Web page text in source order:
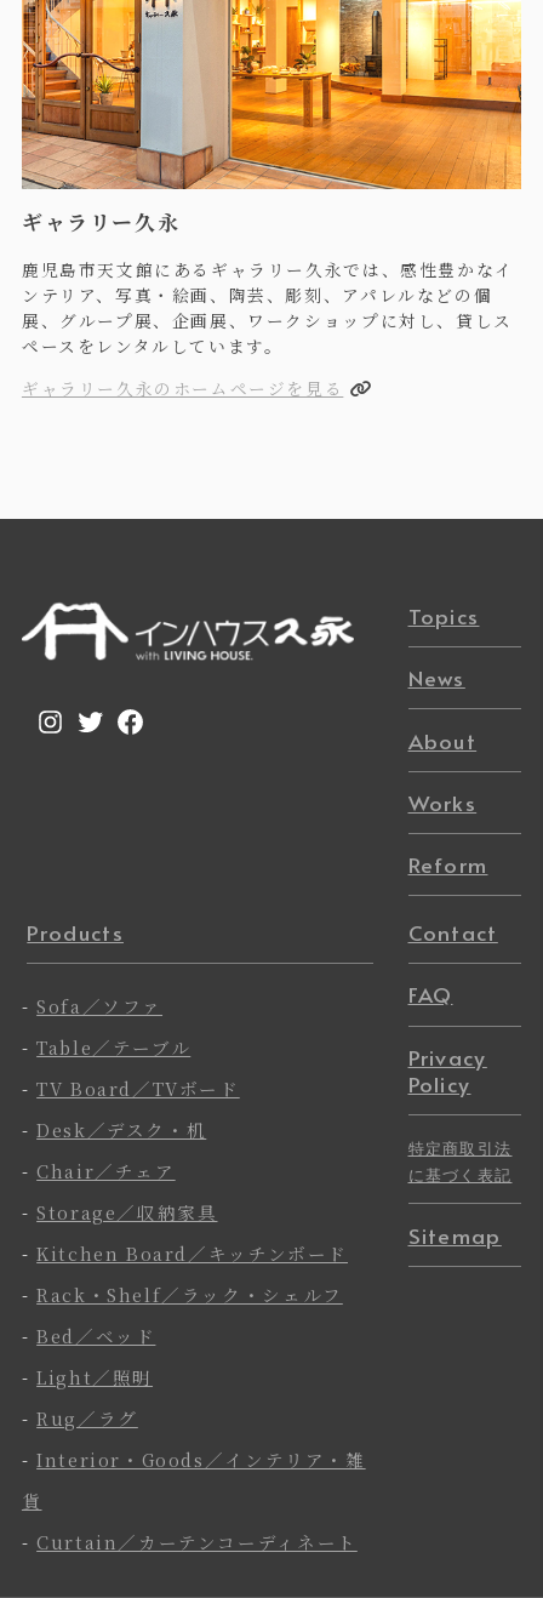
ギャラリー久永
鹿児島市天文館にあるギャラリー久永では、感性豊かなイ
ンテリア、写真・絵画、陶芸、彫刻、アパレルなどの個
展、グループ展、企画展、ワークショップに対し、貸しス
ペースをレンタルしています。
ギャラリー久永のホームページを見る
Instagram
TwitterFacebook
Topics
News
About
Works
Reform
Products
-Sofa／ソファ
-Table／テーブル
-TV Board／TVボード
-Desk／デスク・机
- Chair／チェア
-Storage／収納家具
-Kitchen Board／キッチンボード
-Rack・Shelf／ラック・シェルフ
-Bed／ベッド
-Light／照明
-Rug／ラグ
-Interior・Goods／インテリア・雑
貨
- Curtain／カーテンコーディネート
Contact
FAQ
Privacy
Policy
特定商取引法
に基づく表記
Sitemap